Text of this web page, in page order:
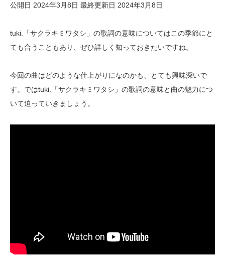
公開日 2024年3月8日 最終更新日 2024年3月8日
tuki.「サクラキミワタシ」の歌詞の意味についてはこの季節にと
ても合うこともあり、ぜひ詳しく知っておきたいですね。
今回の曲はどのような仕上がりになのかも、とても興味深いで
す。ではtuki.「サクラキミワタシ」の歌詞の意味と曲の魅力につ
いて迫っていきましょう。